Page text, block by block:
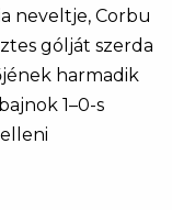
neveltje, Corbu
gólját szerda
harmadik
1–0-s